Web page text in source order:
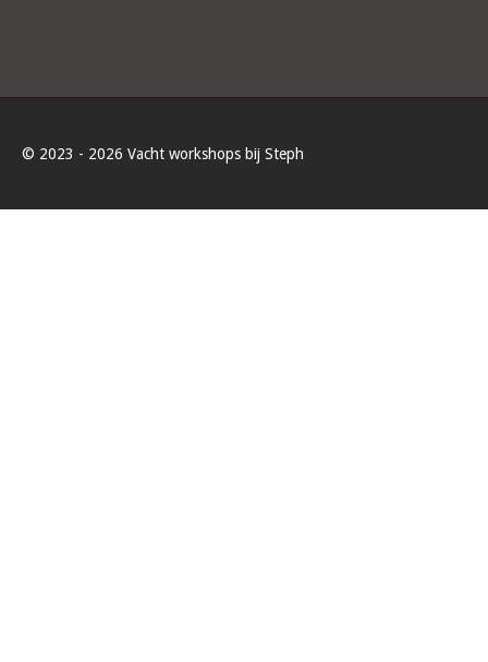
© 2023 - 2026 Vacht workshops bij Steph